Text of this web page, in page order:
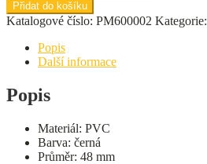
černá
průměr
mm
množství
Přidat do košíku
Katalogové číslo: PM600002 Kategorie:
Popis
Další informace
Popis
Materiál: PVC
Barva: černá
Průměr: 48 mm